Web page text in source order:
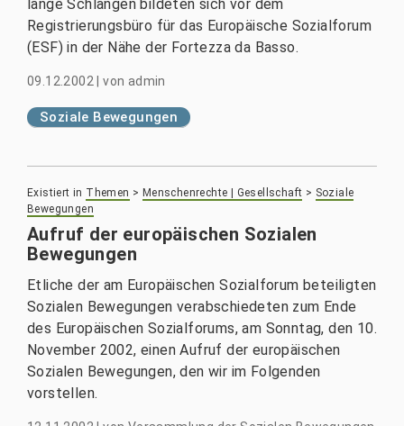
lange Schlangen bildeten sich vor dem
Registrierungsbüro für das Europäische Sozialforum
(ESF) in der Nähe der Fortezza da Basso.
09.12.2002 |von admin
Soziale Bewegungen
Existiert in Themen > Menschenrechte | Gesellschaft > Soziale
Bewegungen
Aufruf der europäischen Sozialen
Bewegungen
Etliche der am Europäischen Sozialforum beteiligten
Sozialen Bewegungen verabschiedeten zum Ende
des Europäischen Sozialforums, am Sonntag, den 10.
November 2002, einen Aufruf der europäischen
Sozialen Bewegungen, den wir im Folgenden
vorstellen.